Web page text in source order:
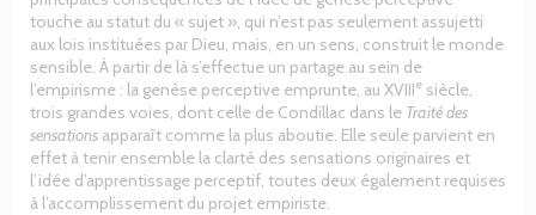
touche au statut du « sujet », qui n’est pas seulement assujetti
aux lois instituées par Dieu, mais, en un sens, construit le monde
sensible. À partir de là s’effectue un partage au sein de
l’empirisme : la genèse perceptive emprunte, au XVIIIe siècle,
trois grandes voies, dont celle de Condillac dans le Traité des
sensations apparaît comme la plus aboutie. Elle seule parvient en
effet à tenir ensemble la clarté des sensations originaires et
l’idée d’apprentissage perceptif, toutes deux également requises
à l’accomplissement du projet empiriste.